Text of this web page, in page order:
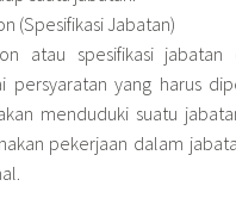
dasar rasional
objektif;
persyaratan-persyaratan
diskriminasi dalam
kebutuhan-kebutuhan